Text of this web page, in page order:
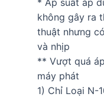
không gây ra
thuật nhưng
và nhịp
** Vượt quá
máy phát
1) Chỉ Loại N-